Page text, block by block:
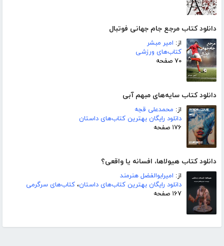
دانلود کتاب مرجع جام جهانی فوتبال
از: امیر مبشر
کتاب‌های ورزشی
۷۰ صفحه
دانلود کتاب سایه‌های مبهم آبی
از: محمدعلی قجه
دانلود رایگان بهترین کتاب‌های داستان
۱۷۶ صفحه
دانلود کتاب هیولاها، افسانه یا واقعی؟
از: امیرابوالفضل هنرمند
دانلود رایگان بهترین کتاب‌های داستان، کتاب‌های سرگرمی
۱۶۷ صفحه